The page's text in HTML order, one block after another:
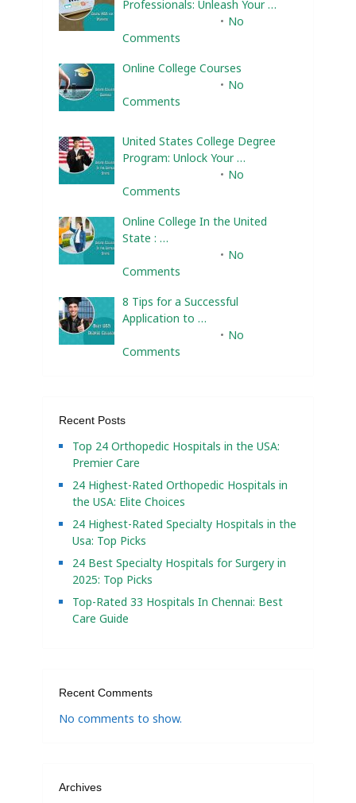
Professionals: Unleash Your …
No
Comments
Online College Courses
No
Comments
United States College Degree
Program: Unlock Your …
No
Comments
Online College In the United
State : …
No
Comments
8 Tips for a Successful
Application to …
No
Comments
Recent Posts
Top 24 Orthopedic Hospitals in the USA:
Premier Care
24 Highest-Rated Orthopedic Hospitals in
the USA: Elite Choices
24 Highest-Rated Specialty Hospitals in the
Usa: Top Picks
24 Best Specialty Hospitals for Surgery in
2025: Top Picks
Top-Rated 33 Hospitals In Chennai: Best
Care Guide
Recent Comments
No comments to show.
Archives